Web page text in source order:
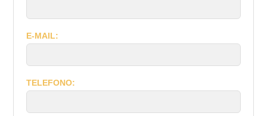
E-MAIL:
TELEFONO: